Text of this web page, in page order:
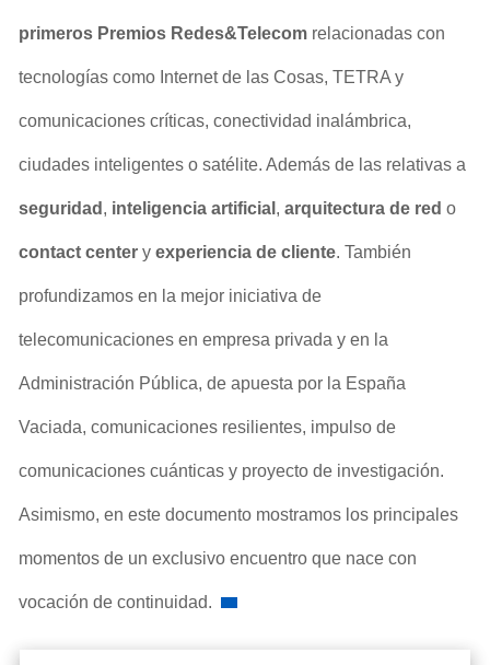
primeros Premios Redes&Telecom relacionadas con
tecnologías como Internet de las Cosas, TETRA y
comunicaciones críticas, conectividad inalámbrica,
ciudades inteligentes o satélite. Además de las relativas a
seguridad , inteligencia artificial ,arquitectura de red o
contact center yexperiencia de cliente. También
profundizamos en la mejor iniciativa de
telecomunicaciones en empresa privada y en la
Administración Pública, de apuesta por la España
Vaciada, comunicaciones resilientes, impulso de
comunicaciones cuánticas y proyecto de investigación.
Asimismo, en este documento mostramos los principales
momentos de un exclusivo encuentro que nace con
vocación de continuidad.